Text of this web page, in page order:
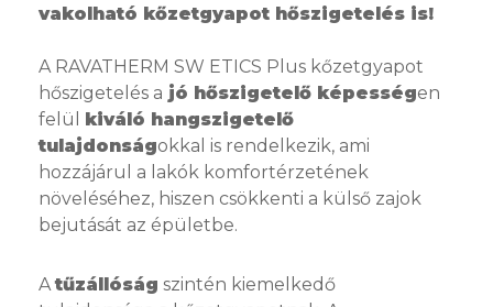
vakolható kőzetgyapot hőszigetelés is!
A RAVATHERM SW ETICS Plus kőzetgyapot
hőszigetelés a jó hőszigetelő képességen
felül
kiváló hangszigetelő
tulajdonságokkal is rendelkezik, ami
hozzájárul a lakók komfortérzetének
növeléséhez, hiszen csökkenti a külső zajok
bejutását az épületbe.
Atűzállóság szintén kiemelkedő